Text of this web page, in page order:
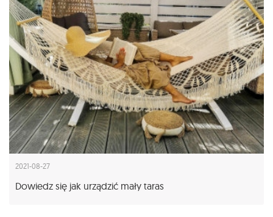
2021-08-27
Dowiedz się jak urządzić mały taras